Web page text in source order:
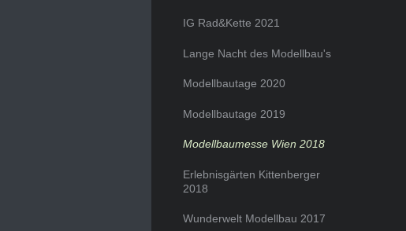
IG Rad&Kette 2021
Lange Nacht des Modellbau's
Modellbautage 2020
Modellbautage 2019
Modellbaumesse Wien 2018
Erlebnisgärten Kittenberger
2018
Wunderwelt Modellbau 2017